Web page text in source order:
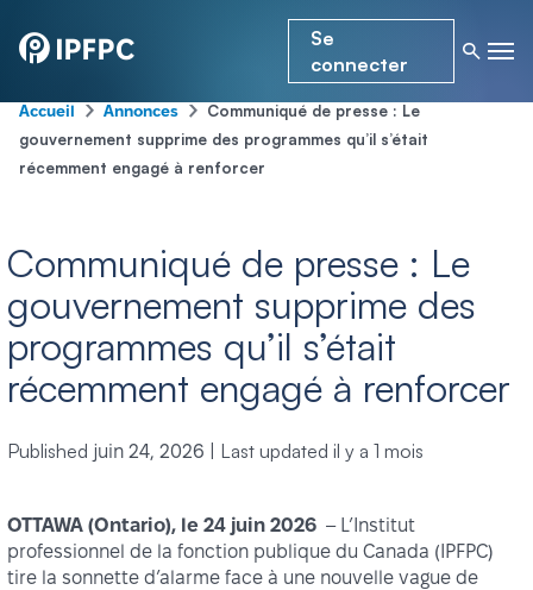
Se
connecter
Accueil- Annonces-
Communiqué de presse : Le
gouvernement supprime des programmes qu’il s’était
récemment engagé à renforcer
Communiqué de presse : Le
gouvernement supprime des
programmes qu’il s’était
récemment engagé à renforcer
Published juin 24, 2026 Last updated il y a 1 mois
OTTAWA (Ontario), le 24 juin 2026 – L’Institut
professionnel de la fonction publique du Canada (IPFPC)
tire la sonnette d’alarme face à une nouvelle vague de